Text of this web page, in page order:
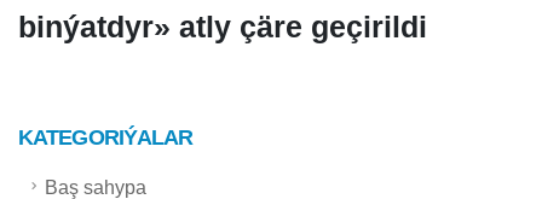
binýatdyr» atly çäre geçirildi
KATEGORIÝALAR
Baş sahypa